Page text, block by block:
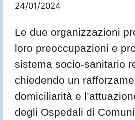
24/01/2024
Le due organizzazioni
loro preoccupazioni e
sistema socio-sanitario
chiedendo un
domiciliarità e
degli Ospedali di